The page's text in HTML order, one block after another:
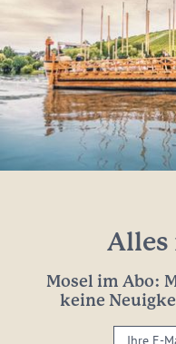
Alles
Mosel im Abo:
keine
Ihre